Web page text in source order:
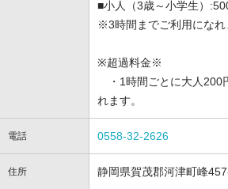
■小人（3歳～小学生）
※3時間までご利用になれ
※超過料金※
・1時間ごとに大人200
れます。
電話 0558-32-2626
住所 静岡県賀茂郡河津町峰